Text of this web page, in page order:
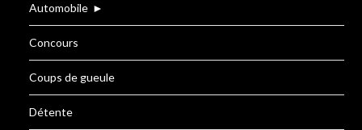
Automobile ►
Concours
Coups de gueule
Détente